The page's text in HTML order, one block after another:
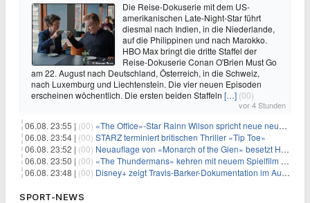
Die Reise-Dokuserie mit dem US-
amerikanischen Late-Night-Star führt
diesmal nach Indien, in die Niederlande,
auf die Philippinen und nach Marokko.
HBO Max bringt die dritte Staffel der
Reise-Dokuserie Conan O'Brien Must Go
am 22. August nach Deutschland, Österreich, in die Schweiz,
nach Luxemburg und Liechtenstein. Die vier neuen Episoden
erscheinen wöchentlich. Die ersten beiden Staffeln […] (00)
vor 4 Stunden
06.08. 23:55 | (00) «The Office»-Star Rainn Wilson spricht neue neuseeländische Serie «Settling»
06.08. 23:54 | (00) STARZ terminiert britischen Thriller «Tip Toe»
06.08. 23:52 | (00) Neuauflage von «Monarch of the Glen» besetzt Hauptrollen
06.08. 23:50 | (00) «The Thundermans» kehren mit neuem Spielfilm zurück
06.08. 23:48 | (00) Disney+ zeigt Travis-Barker-Dokumentation im August
SPORT-NEWS